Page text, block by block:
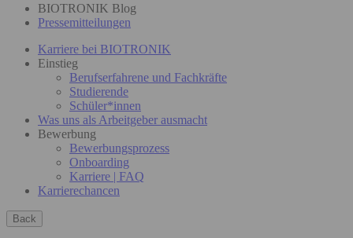
BIOTRONIK Blog
Pressemitteilungen
Karriere bei BIOTRONIK
Einstieg
Berufserfahrene und Fachkräfte
Studierende
Schüler*innen
Was uns als Arbeitgeber ausmacht
Bewerbung
Bewerbungsprozess
Onboarding
Karriere | FAQ
Karrierechancen
Back